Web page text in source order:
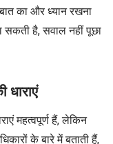
का और ध्यान रखना
सकती है, सवाल नहीं पूछा
धाराएं
महत्वपूर्ण हैं, लेकिन
के बारे में बताती हैं,